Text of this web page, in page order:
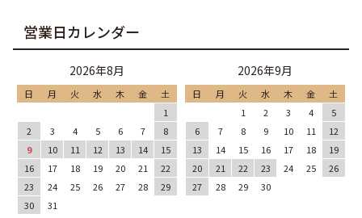
営業日カレンダー
2026年8月
日 月 火 水 木 金
土
1
2
3 4 5 6 7
8
9
10 11 12 13 14
15
16
17 18 19 20 21
22
23
24 25 26 27 28
29
30
31
2026年9月
日 月 火 水 木 金
土
1
2 3 4
5
6
7 8 9 10 11
12
13
14 15 16 17 18
19
20
21 22 23 24 25
26
27
28 29 30